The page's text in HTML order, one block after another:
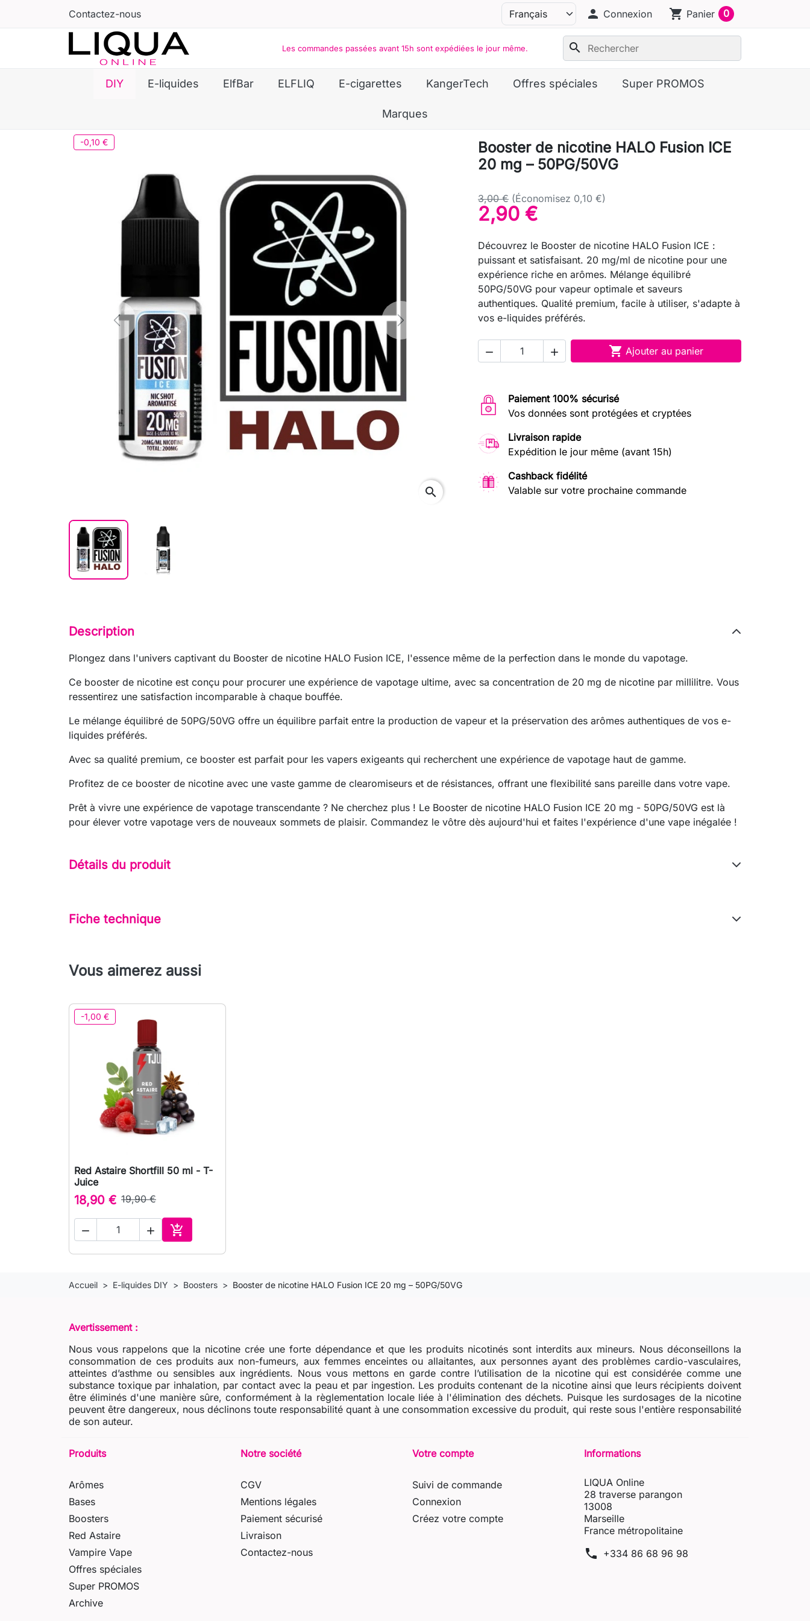
Contactez-nous person Connexion shopping_cart Panier 0
Les commandes passées avant 15h sont expédiées le jour même. search
DIY E-liquides ElfBar ELFLIQ E-cigarettes KangerTech Offres spéciales Super PROMOS
Marques
-0,10 €
Previous Next
search
Booster de nicotine HALO Fusion ICE
20 mg – 50PG/50VG
3,00 € (Économisez 0,10 €)
2,90 €
Découvrez le Booster de nicotine HALO Fusion ICE :
puissant et satisfaisant. 20 mg/ml de nicotine pour une
expérience riche en arômes. Mélange équilibré
50PG/50VG pour vapeur optimale et saveurs
authentiques. Qualité premium, facile à utiliser, s'adapte à
vos e-liquides préférés.
   Ajouter au panier
Paiement 100% sécurisé
Vos données sont protégées et cryptées
Livraison rapide
Expédition le jour même (avant 15h)
Cashback fidélité
Valable sur votre prochaine commande
Description
Plongez dans l'univers captivant du Booster de nicotine HALO Fusion ICE, l'essence même de la perfection dans le monde du vapotage.
Ce booster de nicotine est conçu pour procurer une expérience de vapotage ultime, avec sa concentration de 20 mg de nicotine par millilitre. Vous
ressentirez une satisfaction incomparable à chaque bouffée.
Le mélange équilibré de 50PG/50VG offre un équilibre parfait entre la production de vapeur et la préservation des arômes authentiques de vos e-
liquides préférés.
Avec sa qualité premium, ce booster est parfait pour les vapers exigeants qui recherchent une expérience de vapotage haut de gamme.
Profitez de ce booster de nicotine avec une vaste gamme de clearomiseurs et de résistances, offrant une flexibilité sans pareille dans votre vape.
Prêt à vivre une expérience de vapotage transcendante ? Ne cherchez plus ! Le Booster de nicotine HALO Fusion ICE 20 mg - 50PG/50VG est là
pour élever votre vapotage vers de nouveaux sommets de plaisir. Commandez le vôtre dès aujourd'hui et faites l'expérience d'une vape inégalée !
Détails du produit
Fiche technique
Vous aimerez aussi
-1,00 €
 Aperçu rapide
Red Astaire Shortfill 50 ml - T-
Juice
18,90 € 19,90 €
  
Ajouter au panier
Accueil E-liquides DIY Boosters Booster de nicotine HALO Fusion ICE 20 mg – 50PG/50VG
Avertissement :
Nous vous rappelons que la nicotine crée une forte dépendance et que les produits nicotinés sont interdits aux mineurs. Nous déconseillons la
consommation de ces produits aux non-fumeurs, aux femmes enceintes ou allaitantes, aux personnes ayant des problèmes cardio-vasculaires,
atteintes d’asthme ou sensibles aux ingrédients. Nous vous mettons en garde contre l’utilisation de la nicotine qui est considérée comme une
substance toxique par inhalation, par contact avec la peau et par ingestion. Les produits contenant de la nicotine ainsi que leurs récipients doivent
être éliminés d'une manière sûre, conformément à la règlementation locale liée à l'élimination des déchets. Puisque les surdosages de la nicotine
peuvent être dangereux, nous déclinons toute responsabilité quant à une consommation excessive du produit, qui reste sous l'entière responsabilité
de son auteur.
Produits
Arômes
Bases
Boosters
Red Astaire
Vampire Vape
Offres spéciales
Super PROMOS
Archive
Notre société
CGV
Mentions légales
Paiement sécurisé
Livraison
Contactez-nous
Votre compte
Suivi de commande
Connexion
Créez votre compte
Informations
LIQUA Online
28 traverse parangon
13008
Marseille
France métropolitaine
phone +334 86 68 96 98